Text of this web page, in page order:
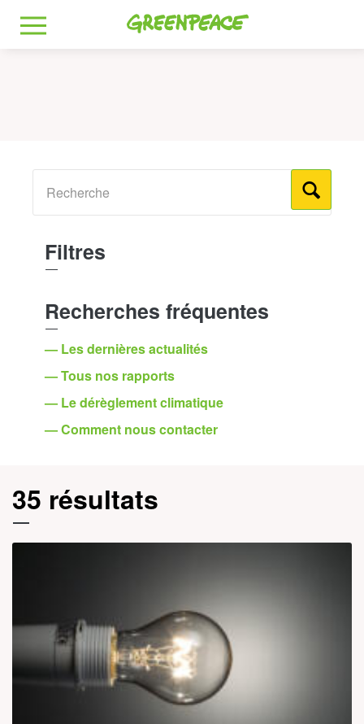
Greenpeace
MENU
Filtres
Recherches fréquentes
— Les dernières actualités
— Tous nos rapports
— Le dérèglement climatique
— Comment nous contacter
35 résultats